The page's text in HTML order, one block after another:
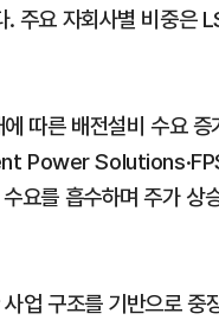
. 주요 자회사별 비중
따른 배전설비 수요
Power
요를 흡수하며 주가 상
업 구조를 기반으로